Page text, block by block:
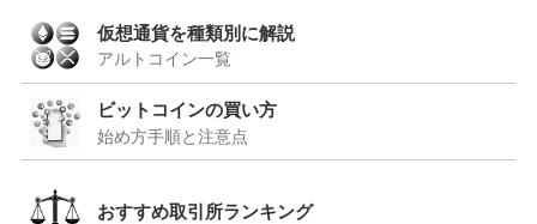
仮想通貨を種類別に解説
アルトコイン一覧
ビットコインの買い方
始め方手順と注意点
おすすめ取引所ランキング